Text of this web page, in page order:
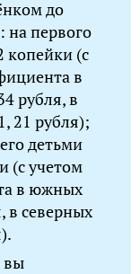
до
на первого
копейки (с
в
рубля, в
21 рубля);
детьми
(с учетом
в южных
в северных
вы